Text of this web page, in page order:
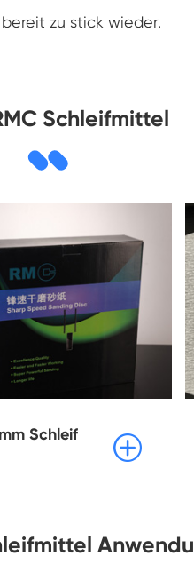
zu stick wieder.
Schleifmittel
Schleif
